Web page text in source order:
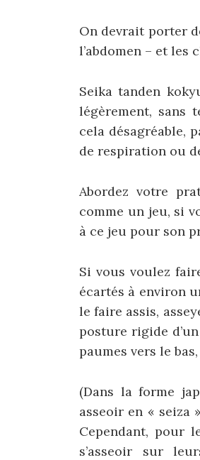
On devrait porter
l’abdomen – et les
Seika tanden
légèrement, sans
cela désagréable,
de respiration ou
Abordez votre
comme un jeu, si
à ce jeu pour son
Si vous voulez
écartés à environ
le faire assis,
posture rigide
paumes vers le
(Dans la forme
asseoir en « seiza
Cependant, pour
s’asseoir sur